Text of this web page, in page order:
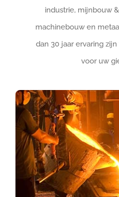
industrie, mijnbouw
machinebouw en
dan 30 jaar ervaring
voor uw
We maken vaak
machine-onderdelen, of